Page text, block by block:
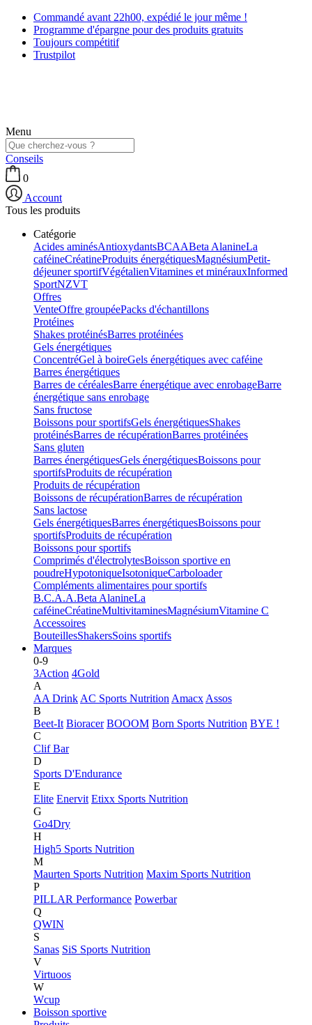
Commandé avant 22h00, expédié le jour même !
Programme d'épargne pour des produits gratuits
Toujours compétitif
Trustpilot
Menu
Conseils
0
Account
Tous les produits
Catégorie
Acides aminésAntioxydantsBCAABeta AlanineLa
caféineCréatineProduits énergétiquesMagnésiumPetit-
déjeuner sportifVégétalienVitamines et minérauxInformed
SportNZVT
Offres
VenteOffre groupéePacks d'échantillons
Protéines
Shakes protéinésBarres protéinées
Gels énergétiques
ConcentréGel à boireGels énergétiques avec caféine
Barres énergétiques
Barres de céréalesBarre énergétique avec enrobageBarre
énergétique sans enrobage
Sans fructose
Boissons pour sportifsGels énergétiquesShakes
protéinésBarres de récupérationBarres protéinées
Sans gluten
Barres énergétiquesGels énergétiquesBoissons pour
sportifsProduits de récupération
Produits de récupération
Boissons de récupérationBarres de récupération
Sans lactose
Gels énergétiquesBarres énergétiquesBoissons pour
sportifsProduits de récupération
Boissons pour sportifs
Comprimés d'électrolytesBoisson sportive en
poudreHypotoniqueIsotoniqueCarboloader
Compléments alimentaires pour sportifs
B.C.A.A.Beta AlanineLa
caféineCréatineMultivitaminesMagnésiumVitamine C
Accessoires
BouteillesShakersSoins sportifs
Marques
0-9
3Action 4Gold
A
AA Drink AC Sports Nutrition Amacx Assos
B
Beet-It Bioracer BOOOM Born Sports Nutrition BYE !
C
Clif Bar
D
Sports D'Endurance
E
Elite Enervit Etixx Sports Nutrition
G
Go4Dry
H
High5 Sports Nutrition
M
Maurten Sports Nutrition Maxim Sports Nutrition
P
PILLAR Performance Powerbar
Q
QWIN
S
Sanas SiS Sports Nutrition
V
Virtuoos
W
Wcup
Boisson sportive